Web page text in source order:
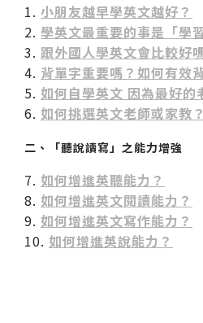
1. 小朋友越早學英文越好？
2. 學英文最重要的事是「學
3. 跟外國人學英文會比較好
4. 背單字重要嗎？如何有效
5. 如何自學英文 因為最好的
6. 如何挑選英文老師或家教？
二、「聽說讀寫」之能力增強
7. 如何增進英聽能力？
8. 如何增進英文閱讀能力？
9. 如何增進英文寫作能力？
10. 如何增進英說能力？